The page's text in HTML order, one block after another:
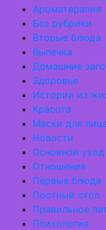
Ароматерапия
Без рубрики
Вторые блюда
Выпечка
Домашние
Здоровье
Истории из
Красота
Маски для
Новости
Основной уход
Отношения
Первые блюда
Постный стол
Правильное
Психология